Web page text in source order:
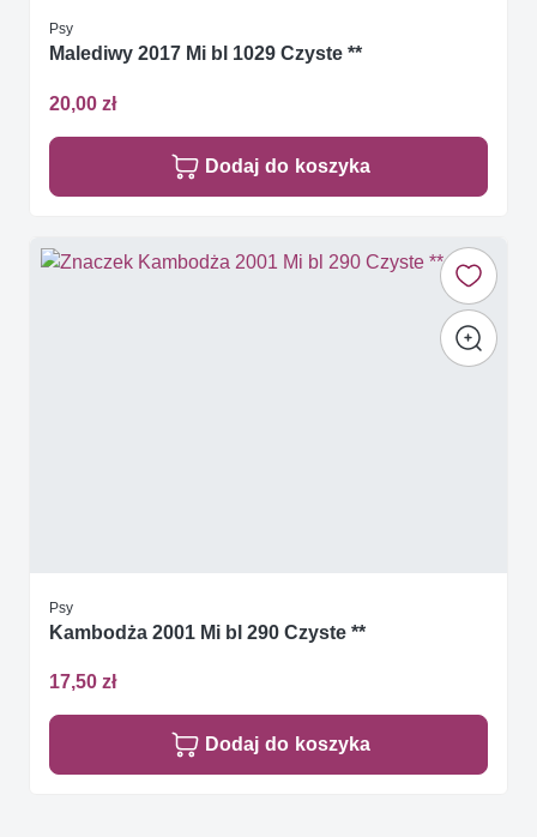
Psy
Malediwy 2017 Mi bl 1029 Czyste **
20,00 zł
Dodaj do koszyka
Psy
Kambodża 2001 Mi bl 290 Czyste **
17,50 zł
Dodaj do koszyka